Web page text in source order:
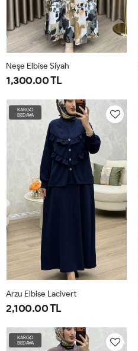
1-
4042
2-
4446
3-
4850
4-
5254
Neşe Elbise Siyah
1,300.00 TL
KARGO
BEDAVA
1-
4042
2-
4446
3-
4850
4-
5254
Arzu Elbise Lacivert
2,100.00 TL
KARGO
BEDAVA